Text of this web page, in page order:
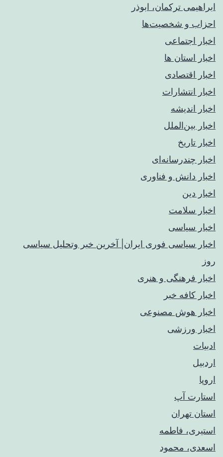
ابراهیمی ترکمان، ابوذر
احزاب و شخصیت‌ها
اخبار اجتماعی
اخبار استان ها
اخبار اقتصادی
اخبار انتشارات
اخبار اندیشه
اخبار بین‌الملل
اخبار تاریخ
اخبار چندرسانه‌ای
اخبار دانش و فناوری
اخبار دین
اخبار سلامت
اخبار سیاسی
اخبار سیاسی فوری ایران| آخرین خبر وتحلیل سیاسی
روز
اخبار فرهنگی و هنری
اخبار کافه خبر
اخبار هوش مصنوعی
اخبار ورزشی
ادبیات
اردبیل
اروپا
استارت آپ
استان تهران
استیری، فاطمه
اسعدی، محمود